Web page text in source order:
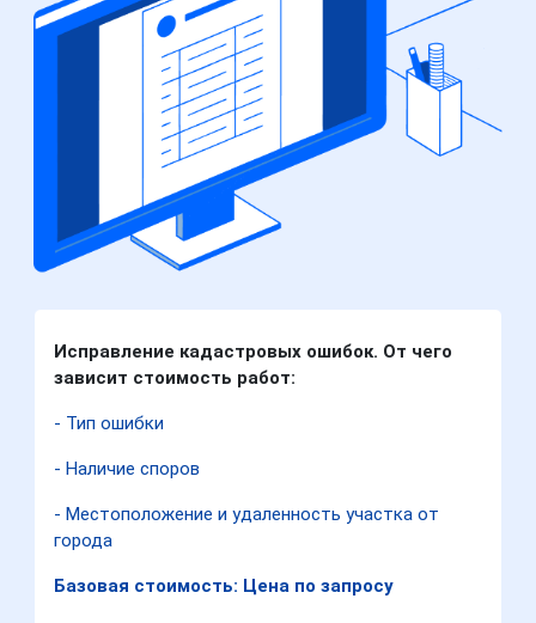
Исправление кадастровых ошибок. От чего
зависит стоимость работ:
- Тип ошибки
- Наличие споров
- Местоположение и удаленность участка от
города
Базовая стоимость: Цена по запросу